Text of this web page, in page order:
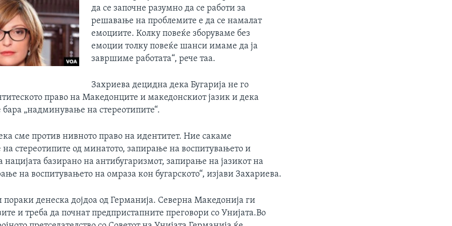
да се започне разумно да се работи за
решавање на проблемите е да се намалат
емоциите. Колку повеќе зборуваме без
емоции толку повеќе шанси имаме да ја
завршиме работата“, рече таа.
Захриева децидна дека Бугарија не го
право на Македонците и македонскиот јазик и дека
бара „надминување на стереотипите“.
сме против нивното право на идентитет. Ние сакаме
стереотипите од минатото, запирање на воспитувањето и
нацијата базирано на антибугаризмот, запирање на јазикот на
на воспитувањето на омраза кон бугарското“, изјави Захариева.
денеска дојдоа од Германија. Северна Македонија ги
и треба да почнат предпристапните преговори со Унијата.Во